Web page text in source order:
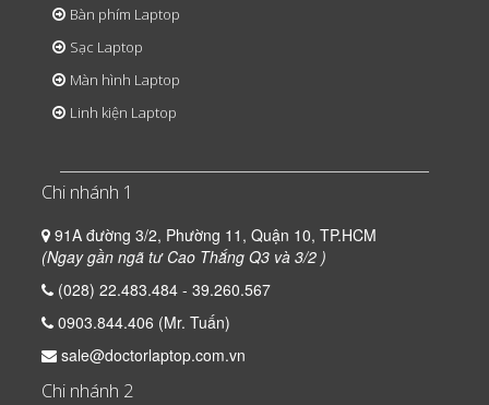
Bàn phím Laptop
Sạc Laptop
Màn hình Laptop
Linh kiện Laptop
Chi nhánh 1
91A đường 3/2, Phường 11, Quận 10, TP.HCM
(Ngay gần ngã tư Cao Thắng Q3 và 3/2 )
(028) 22.483.484 - 39.260.567
0903.844.406 (Mr. Tuấn)
sale@doctorlaptop.com.vn
Chi nhánh 2